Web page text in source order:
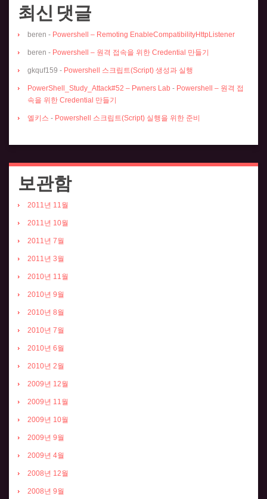
최신 댓글
beren - Powershell – Remoting EnableCompatibilityHttpListener
beren - Powershell – 원격 접속을 위한 Credential 만들기
gkquf159 - Powershell 스크립트(Script) 생성과 실행
PowerShell_Study_Attack#52 – Pwners Lab - Powershell – 원격 접
속을 위한 Credential 만들기
엘키스 - Powershell 스크립트(Script) 실행을 위한 준비
보관함
2011년 11월
2011년 10월
2011년 7월
2011년 3월
2010년 11월
2010년 9월
2010년 8월
2010년 7월
2010년 6월
2010년 2월
2009년 12월
2009년 11월
2009년 10월
2009년 9월
2009년 4월
2008년 12월
2008년 9월